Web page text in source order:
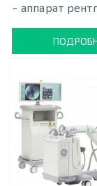
- аппарат